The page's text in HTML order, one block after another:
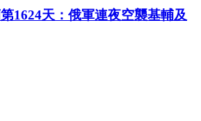
1624天：俄軍連夜空襲基輔及